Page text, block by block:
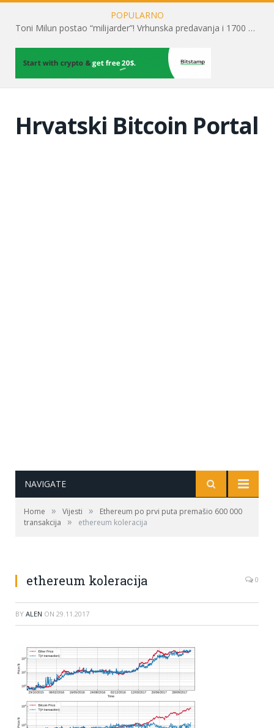
POPULARNO
Toni Milun postao “milijarder”! Vrhunska predavanja i 1700 posjetitelja obilježili su mjesec financijske pismenosti
Hrvatski Bitcoin Portal
NAVIGATE
Home » Vijesti »
Ethereum po prvi puta premašio 600 000
transakcija
» ethereum koleracija
ethereum koleracija 0
BY ALEN ON 29.11.2017